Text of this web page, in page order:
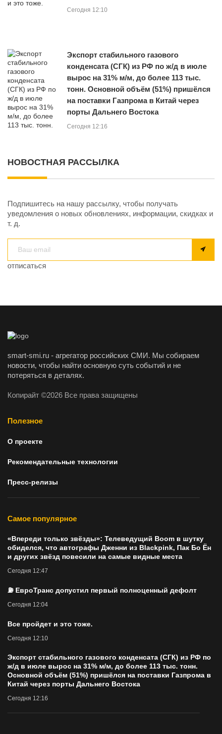
Сегодня 12:10
Экспорт стабильного газового
конденсата (СГК) из РФ по ж/д в июле
вырос на 31% м/м, до более 113 тыс.
тонн. Основной объём (51%) пришёлся
на поставки Газпрома в Китай через
порты Дальнего Востока
Сегодня 12:16
НОВОСТНАЯ РАССЫЛКА
Подпишитесь на нашу рассылку, чтобы получать
уведомления о новых обновлениях, информации, скидках и
т. д.
отписаться
smart-smi.ru - агрегатор российских СМИ. Мы собираем
новости, чтобы найти основную суть событий и не
потеряться в деталях.
Копирайт ©2026 Все права защищены
Полезное
О проекте
Рекомендательные технологии
Пресс-релизы
Самое популярное
«Впереди только звёзды»: Телеведущий Boom в шутку
обиделся, что автографы Дженни из Blackpink, Пак Бо Ён
и других звёзд повесили на самые видные места
Сегодня 12:47
⛽ ЕвроТранс допустил первый полноценный дефолт
Сегодня 12:04
Все пройдет и это тоже.
Сегодня 12:10
Экспорт стабильного газового конденсата (СГК) из РФ по
ж/д в июле вырос на 31% м/м, до более 113 тыс. тонн.
Основной объём (51%) пришёлся на поставки Газпрома в
Китай через порты Дальнего Востока
Сегодня 12:16